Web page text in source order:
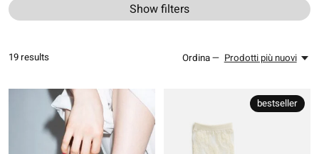
Show filters
19 results Ordina — Prodotti più nuovi
bestseller